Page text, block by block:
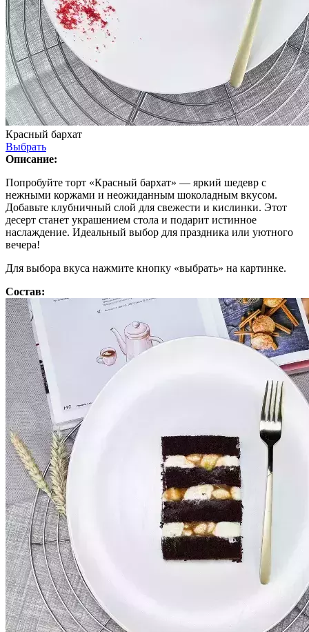
Красный бархат
Выбрать
Описание:
Попробуйте торт «Красный бархат» — яркий шедевр с
нежными коржами и неожиданным шоколадным вкусом.
Добавьте клубничный слой для свежести и кислинки. Этот
десерт станет украшением стола и подарит истинное
наслаждение. Идеальный выбор для праздника или уютного
вечера!
Для выбора вкуса нажмите кнопку «выбрать» на картинке.
Состав: